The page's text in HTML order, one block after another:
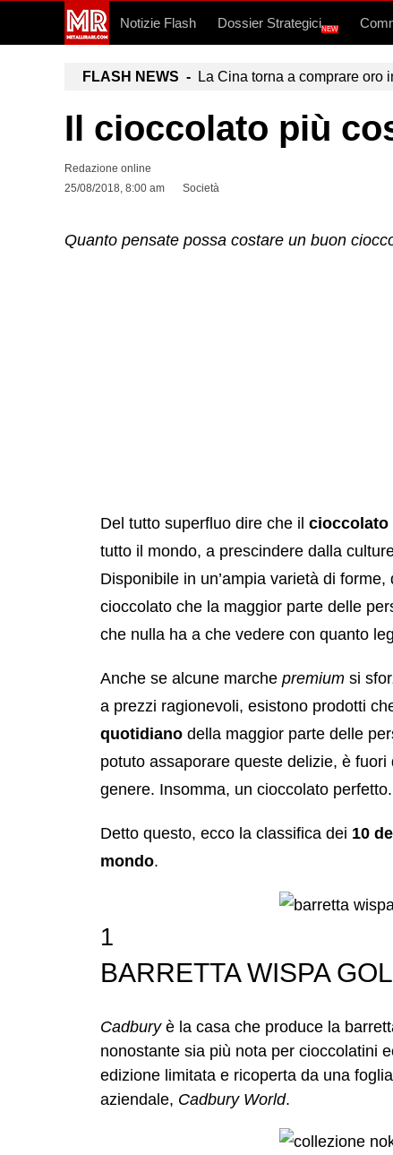
Notizie Flash Dossier StrategiciNEW
FLASH NEWS - La Cina torna a comprare oro
Il cioccolato più
Redazione online
25/08/2018, 8:00 am
Società
Quanto pensate possa costare un buon
Del tutto superfluo dire che il cioccolato
tutto il mondo, a prescindere dalla
Disponibile in un’ampia varietà di
cioccolato che la maggior parte delle
che nulla ha a che vedere con quanto
Anche se alcune marche premium si
a prezzi ragionevoli, esistono prodotti
quotidiano della maggior parte delle
potuto assaporare queste delizie, è
genere. Insomma, un cioccolato perfetto.
Detto questo, ecco la classifica dei 10
mondo.
1
BARRETTA WISPA
Cadburyè la casa che produce la
nonostante sia più nota per cioccolatini
edizione limitata e ricoperta da una
aziendale, Cadbury World.